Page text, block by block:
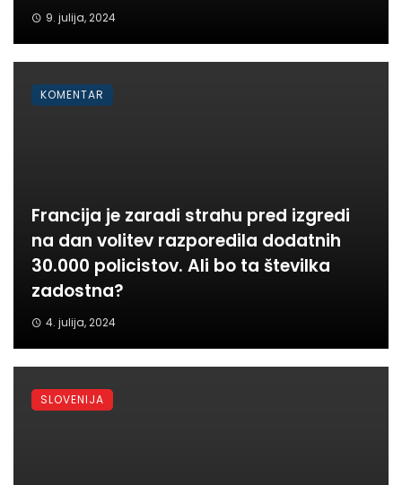
9. julija, 2024
Francija je zaradi strahu pred izgredi
na dan volitev razporedila dodatnih
30.000 policistov. Ali bo ta številka
zadostna?
4. julija, 2024
KOMENTAR
SLOVENIJA